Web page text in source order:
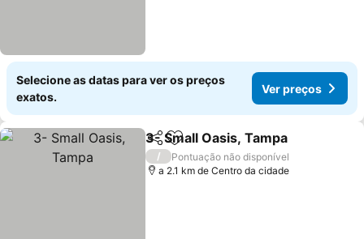
Selecione as datas para ver os preços
exatos.
Ver preços
PartilharAdicionar aos favoritos
3- Small Oasis, Tampa
/
Pontuação não disponível
a 2.1 km de Centro da cidade